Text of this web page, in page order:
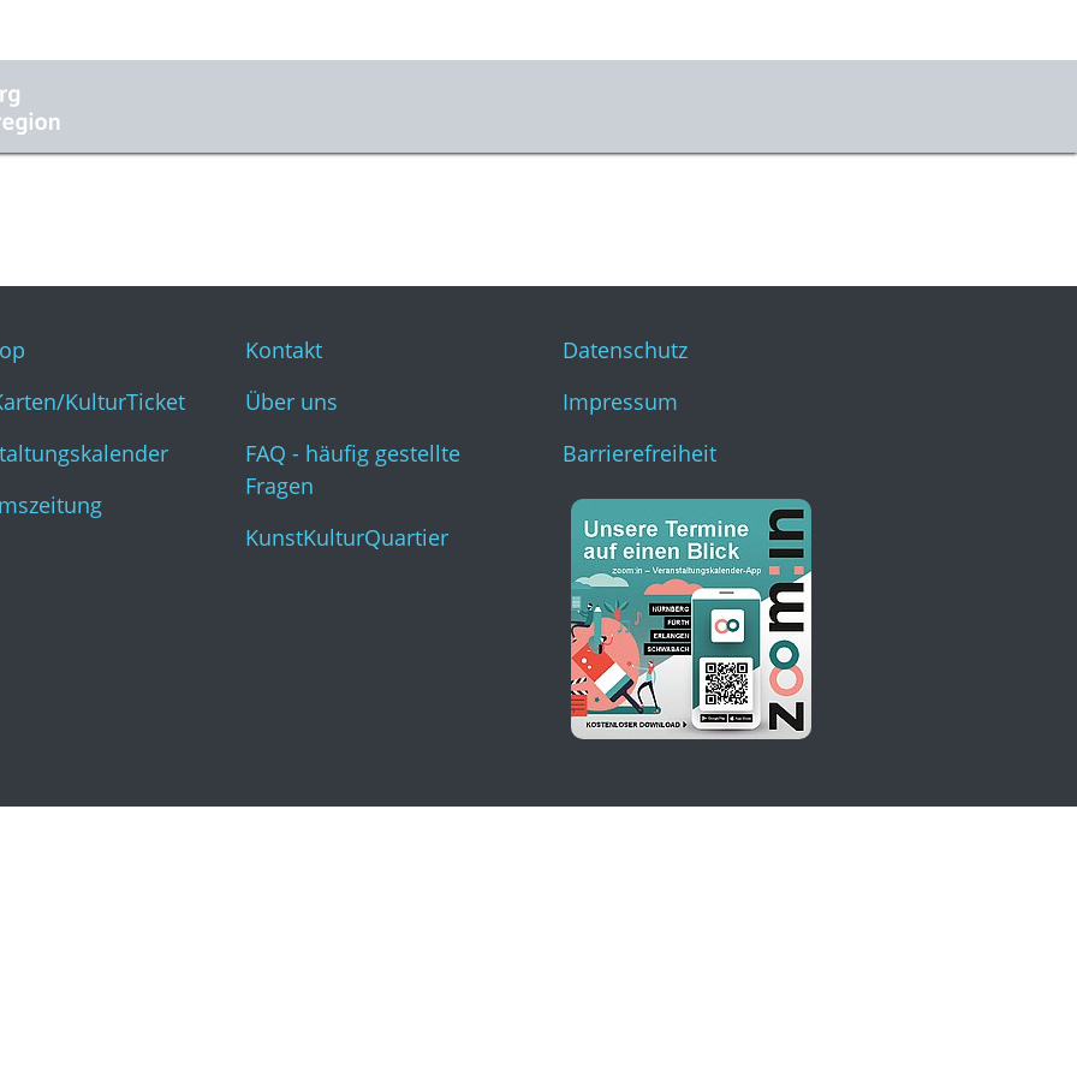
KulturTicket
Kontakt
Über uns
FAQ - häufig gestellte
Fragen
KunstKulturQuartier
Datenschutz
Impressum
Barrierefreiheit